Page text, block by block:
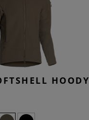
HOODY